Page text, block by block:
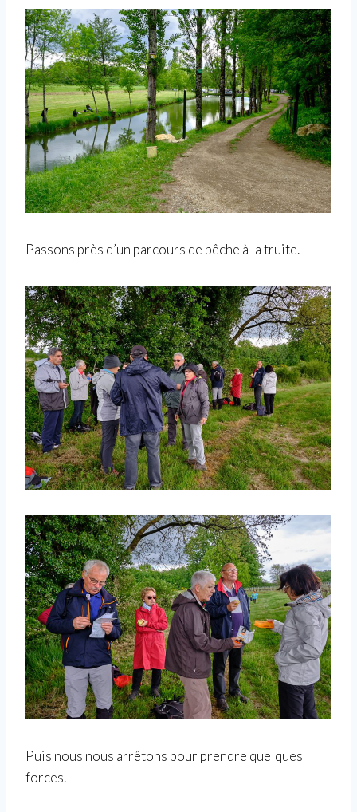
Passons près d’un parcours de pêche à la truite.
Puis nous nous arrêtons pour prendre quelques
forces.